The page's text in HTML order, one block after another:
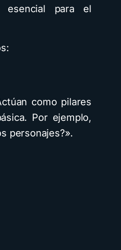
esencial para el
como pilares
Por ejemplo,
personajes?».